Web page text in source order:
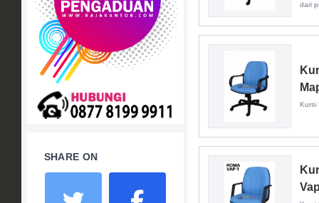
+ Ranjang Besi
+ Sofa Kantor
+ Springbed
White Board / Papan Tulis
SHARE ON
dari
Kursi